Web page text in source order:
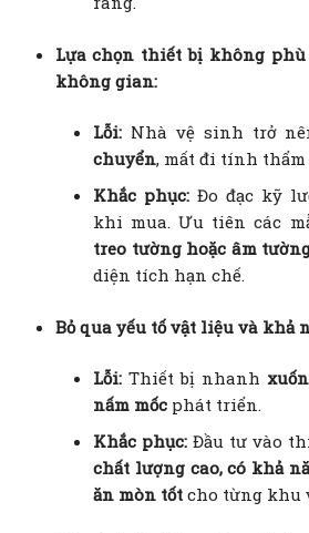
Lựa chọn thiết bị không
không gian:
Lỗi: Nhà vệ sinh trở
chuyển, mất đi tính thẩm
Khắc phục: Đo đạc kỹ
khi mua. Ưu tiên các
treo tường hoặc âm
diện tích hạn chế.
Bỏ qua yếu tố vật liệu và khả
Lỗi: Thiết bị nhanh
nấm mốc phát triển.
Khắc phục: Đầu tư vào
chất lượng cao, có khả
ăn mòn tốt cho từng khu